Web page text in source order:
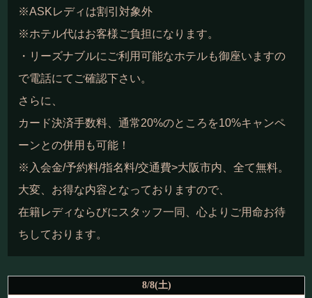
※ASKレディは割引対象外
※ホテル代はお客様ご負担になります。
・リーズナブルにご利用可能なホテルも御座いますの
で電話にてご確認下さい。
さらに、
カード決済手数料、通常20%のところを10%キャンペ
ーンとの併用も可能！
※入会金/予約料/指名料/交通費>大阪市内、全て無料。
大変、お得な内容となっておりますので、
在籍レディならびにスタッフ一同、心よりご用命お待
ちしております。
8/8(土)